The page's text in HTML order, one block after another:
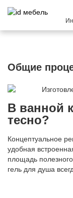
Общие
В ванной
тесно?
Концептуальное
удобная
площадь
гель для душа